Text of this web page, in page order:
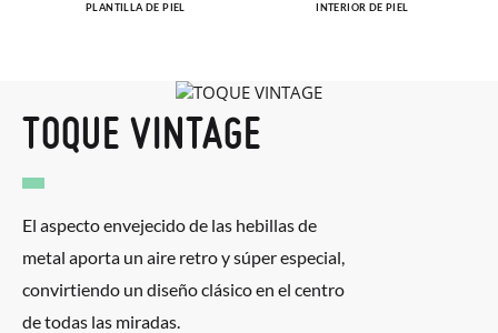
PLANTILLA DE PIEL INTERIOR DE PIEL
TOQUE VINTAGE
El aspecto envejecido de las hebillas de
metal aporta un aire retro y súper especial,
convirtiendo un diseño clásico en el centro
de todas las miradas.